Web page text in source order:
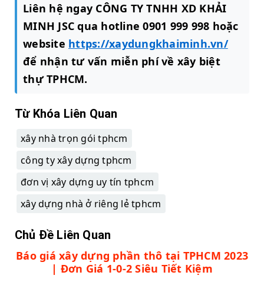
Liên hệ ngay CÔNG TY TNHH XD KHẢI
MINH JSC qua hotline 0901 999 998 hoặc
website https://xaydungkhaiminh.vn/
để nhận tư vấn miễn phí về xây biệt
thự TPHCM.
Từ Khóa Liên Quan
xây nhà trọn gói tphcm
công ty xây dựng tphcm
đơn vị xây dựng uy tín tphcm
xây dựng nhà ở riêng lẻ tphcm
Chủ Đề Liên Quan
Báo giá xây dựng phần thô tại TPHCM 2023
| Đơn Giá 1-0-2 Siêu Tiết Kiệm